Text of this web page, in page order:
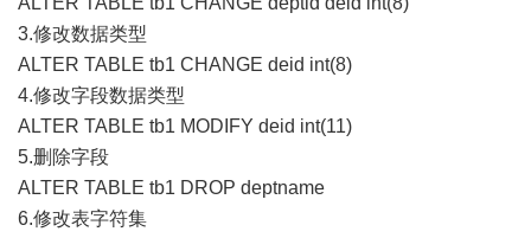
3.修改数据类型
ALTER TABLE tb1 CHANGE deid int(8)
4.修改字段数据类型
ALTER TABLE tb1 MODIFY deid int(11)
5.删除字段
ALTER TABLE tb1 DROP deptname
6.修改表字符集